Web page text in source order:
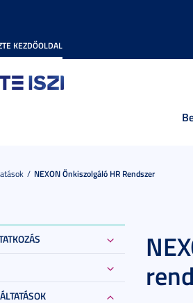
KEZDŐOLDAL
NEXON Önkiszolgáló HR Rendszer